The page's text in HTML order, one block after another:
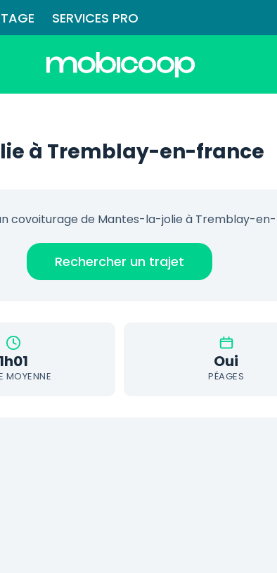
SERVICES PRO
à Tremblay-en-france
covoiturage de Mantes-la-jolie à Tremblay-
Rechercher un trajet
1h01
MOYENNE
Oui
PÉAGES